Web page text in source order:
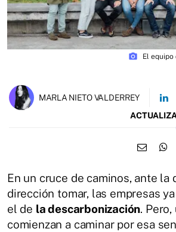
photo_camera El equipo
MARLA NIETO VALDERREY
En un cruce de caminos, ante la
dirección tomar, las empresas
el de la descarbonización. Pero,
comienzan a caminar por esa